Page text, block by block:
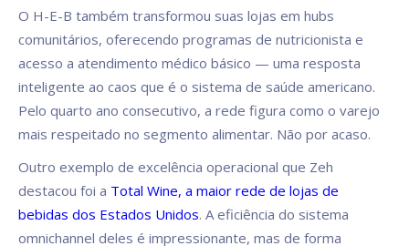
O H-E-B também transformou suas lojas em hubs
comunitários, oferecendo programas de nutricionista e
acesso a atendimento médico básico — uma resposta
inteligente ao caos que é o sistema de saúde americano.
Pelo quarto ano consecutivo, a rede figura como o varejo
mais respeitado no segmento alimentar. Não por acaso.
Outro exemplo de excelência operacional que Zeh
destacou foi a Total Wine, a maior rede de lojas de
bebidas dos Estados Unidos. A eficiência do sistema
omnichannel deles é impressionante, mas de forma